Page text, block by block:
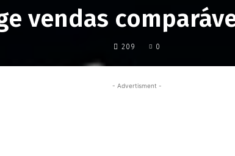
vendas
209 0
- Advertisment -